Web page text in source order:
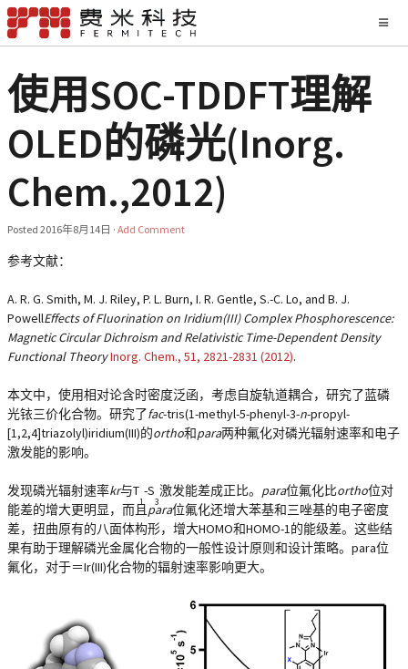
使用SOC-TDDFT理解
OLED的磷光(Inorg.
Chem.,2012)
Posted 2016年8月14日 · Add Comment
参考文献：
A. R. G. Smith, M. J. Riley, P. L. Burn, I. R. Gentle, S.-C. Lo, and B. J.
PowellEffects of Fluorination on Iridium(III) Complex Phosphorescence:
Magnetic Circular Dichroism and Relativistic Time-Dependent Density
Functional TheoryInorg. Chem., 51, 2821-2831 (2012).
本文中，使用相对论含时密度泛函，考虑自旋轨道耦合，研究了蓝磷
光铱三价化合物。研究了fac-tris(1-methyl-5-phenyl-3-n-propyl-
[1,2,4]triazolyl)iridium(III)的ortho和para两种氟化对磷光辐射速率和电子
激发能的影响。
发现磷光辐射速率kr与T
1
-S
3
激发能差成正比。 para位氟化比ortho位对
能差的增大更明显，而且para位氟化还增大苯基和三唑基的电子密度
差，扭曲原有的八面体构形，增大HOMO和HOMO-1的能级差。这些结
果有助于理解磷光金属化合物的一般性设计原则和设计策略。para位
氟化，对于＝Ir(III)化合物的辐射速率影响更大。